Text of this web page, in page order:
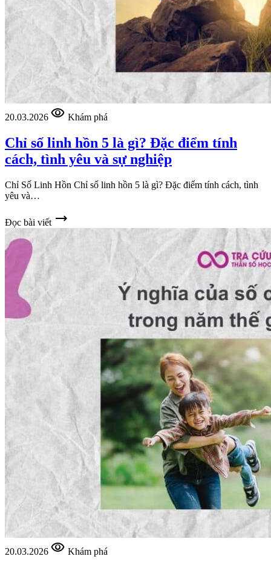
20.03.2026 visibility Khám phá
Chỉ số linh hồn 5 là gì? Đặc điểm tính
cách, tình yêu và sự nghiệp
Chỉ Số Linh Hồn Chỉ số linh hồn 5 là gì? Đặc điểm tính cách, tình
yêu và…
Đọc bài viết trending_flat
20.03.2026 visibility Khám phá